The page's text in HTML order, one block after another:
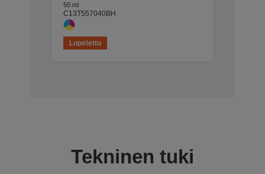
50 ml
C13T557040BH
Lopetettu
Tekninen tuki